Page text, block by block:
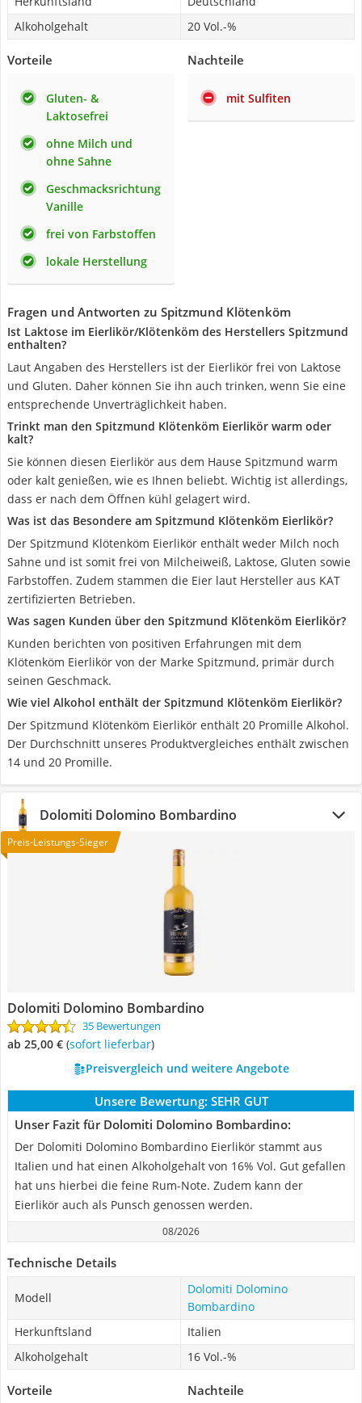
Alkoholgehalt
20 Vol.-%
Vorteile
Gluten- &
Laktosefrei
ohne Milch und
ohne Sahne
Geschmacksrichtung
Vanille
frei von Farbstoffen
lokale Herstellung
Nachteile
mit Sulfiten
Fragen und Antworten zu Spitzmund Klötenköm
Ist Laktose im Eierlikör/Klötenköm des Herstellers Spitzmund
enthalten?
Laut Angaben des Herstellers ist der Eierlikör frei von Laktose
und Gluten. Daher können Sie ihn auch trinken, wenn Sie eine
entsprechende Unverträglichkeit haben.
Trinkt man den Spitzmund Klötenköm Eierlikör warm oder
kalt?
Sie können diesen Eierlikör aus dem Hause Spitzmund warm
oder kalt genießen, wie es Ihnen beliebt. Wichtig ist allerdings,
dass er nach dem Öffnen kühl gelagert wird.
Was ist das Besondere am Spitzmund Klötenköm Eierlikör?
Der Spitzmund Klötenköm Eierlikör enthält weder Milch noch
Sahne und ist somit frei von Milcheiweiß, Laktose, Gluten sowie
Farbstoffen. Zudem stammen die Eier laut Hersteller aus KAT
zertifizierten Betrieben.
Was sagen Kunden über den Spitzmund Klötenköm Eierlikör?
Kunden berichten von positiven Erfahrungen mit dem
Klötenköm Eierlikör von der Marke Spitzmund, primär durch
seinen Geschmack.
Wie viel Alkohol enthält der Spitzmund Klötenköm Eierlikör?
Der Spitzmund Klötenköm Eierlikör enthält 20 Promille Alkohol.
Der Durchschnitt unseres Produktvergleiches enthält zwischen
14 und 20 Promille.
Dolomiti Dolomino Bombardino
Preis-Leistungs-Sieger
Dolomiti Dolomino Bombardino
35 Bewertungen
ab 25,00 € ( Sofort lieferbar)
Preisvergleich und weitere Angebote
Unsere Bewertung: SEHR GUT
Unser Fazit für Dolomiti Dolomino Bombardino:
Der Dolomiti Dolomino Bombardino Eierlikör stammt aus
Italien und hat einen Alkoholgehalt von 16% Vol. Gut gefallen
hat uns hierbei die feine Rum-Note. Zudem kann der
Eierlikör auch als Punsch genossen werden.
08/2026
Technische Details
Modell
Dolomiti Dolomino
Bombardino
Herkunftsland
Italien
Alkoholgehalt
16 Vol.-%
Vorteile Nachteile